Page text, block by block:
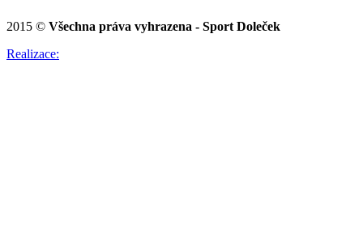
2015 © Všechna práva vyhrazena - Sport Doleček
Realizace: